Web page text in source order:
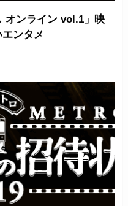
オンライン vol.1」映
ンタメ